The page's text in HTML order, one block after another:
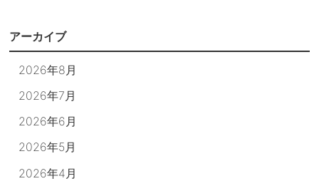
アーカイブ
2026年8月
2026年7月
2026年6月
2026年5月
2026年4月